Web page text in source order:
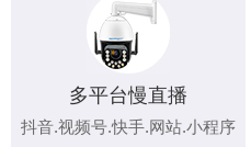
多平台慢直播
抖音.视频号.快手.网站.小程序